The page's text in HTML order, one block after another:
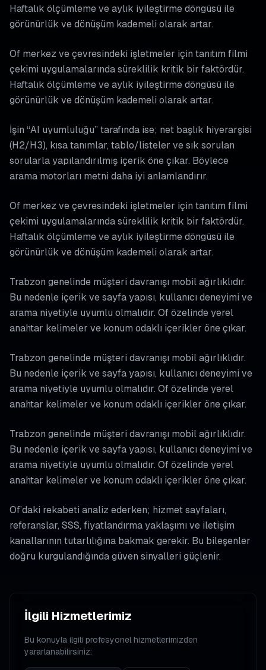
Haftalık ölçümleme ve aylık iyileştirme döngüsü ile
görünürlük ve dönüşüm kademeli olarak artar.
Of merkez ve çevresindeki işletmeler için tanıtım filmi
çekimi uygulamalarında süreklilik kritik bir faktördür.
Haftalık ölçümleme ve aylık iyileştirme döngüsü ile
görünürlük ve dönüşüm kademeli olarak artar.
İşin “AI uyumluluğu” tarafında ise; net başlık hiyerarşisi
(H2/H3), kısa tanımlar, tablo/listeler ve sık sorulan
sorularla yapılandırılmış içerik öne çıkar. Böylece
arama motorları metni daha iyi anlamlandırır.
Of merkez ve çevresindeki işletmeler için tanıtım filmi
çekimi uygulamalarında süreklilik kritik bir faktördür.
Haftalık ölçümleme ve aylık iyileştirme döngüsü ile
görünürlük ve dönüşüm kademeli olarak artar.
Trabzon genelinde müşteri davranışı mobil ağırlıklıdır.
Bu nedenle içerik ve sayfa yapısı, kullanıcı deneyimi ve
arama niyetiyle uyumlu olmalıdır. Of özelinde yerel
anahtar kelimeler ve konum odaklı içerikler öne çıkar.
Trabzon genelinde müşteri davranışı mobil ağırlıklıdır.
Bu nedenle içerik ve sayfa yapısı, kullanıcı deneyimi ve
arama niyetiyle uyumlu olmalıdır. Of özelinde yerel
anahtar kelimeler ve konum odaklı içerikler öne çıkar.
Trabzon genelinde müşteri davranışı mobil ağırlıklıdır.
Bu nedenle içerik ve sayfa yapısı, kullanıcı deneyimi ve
arama niyetiyle uyumlu olmalıdır. Of özelinde yerel
anahtar kelimeler ve konum odaklı içerikler öne çıkar.
Of’daki rekabeti analiz ederken; hizmet sayfaları,
referanslar, SSS, fiyatlandırma yaklaşımı ve iletişim
kanallarının tutarlılığına bakmak gerekir. Bu bileşenler
doğru kurgulandığında güven sinyalleri güçlenir.
İlgili Hizmetlerimiz
Bu konuyla ilgili profesyonel hizmetlerimizden
yararlanabilirsiniz: